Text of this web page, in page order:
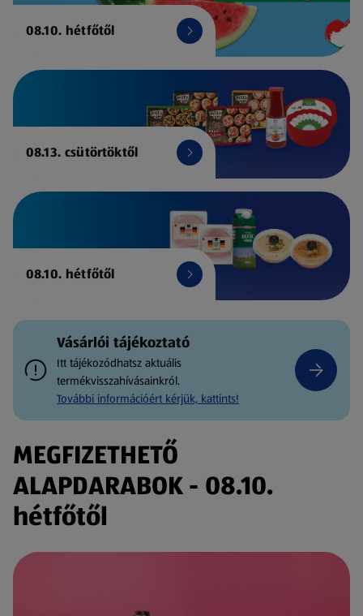
08.10. hétfőtől
08.13. csütörtöktől
08.10. hétfőtől
Vásárlói tájékoztató
Itt tájékozódhatsz aktuális
termékvisszahívásainkról.
További információért kérjük, kattints!
MEGFIZETHETŐ
ALAPDARABOK - 08.10.
hétfőtől